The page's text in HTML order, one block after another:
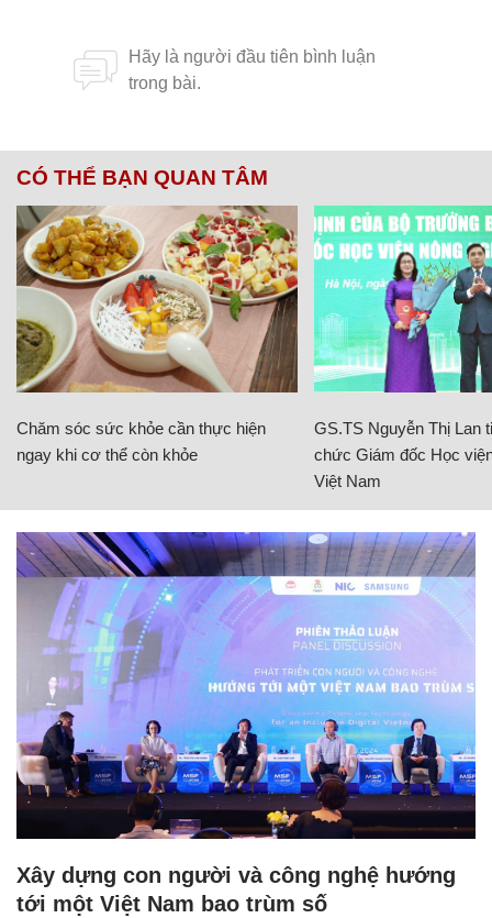
CÓ THỂ BẠN QUAN TÂM
Chăm sóc sức khỏe cần thực hiện
ngay khi cơ thể còn khỏe
GS.TS Nguyễn Thị Lan
chức Giám đốc Học
Việt Nam
Xây dựng con người và công nghệ hướng
tới một Việt Nam bao trùm số